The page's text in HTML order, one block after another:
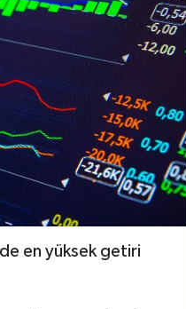
en yüksek getiri